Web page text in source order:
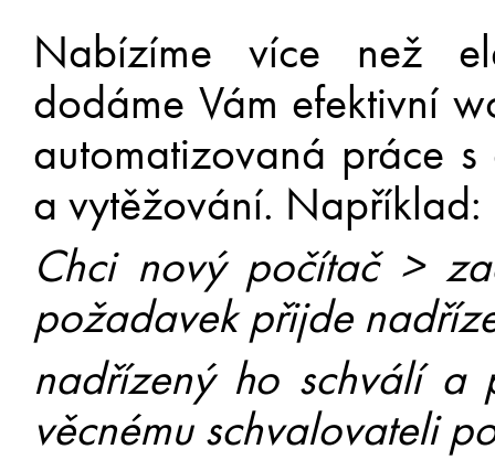
Nabízíme více než
dodáme Vám efektivní
automatizovaná práce
a vytěžování. Například:
Chci nový počítač >
požadavek přijde
nadřízený ho schválí a
věcnému schvalovateli